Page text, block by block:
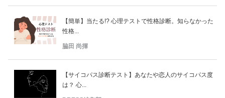
【簡単】当たる!? 心理テストで性格診断。知らなかった
性格...
脇田 尚揮
【サイコパス診断テスト】あなたや恋人のサイコパス度
は？ 心...